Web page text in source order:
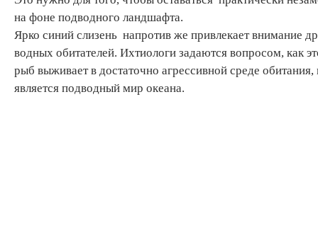
на фоне подводного ландшафта.
Ярко синий слизень напротив же привлекает внимание
водных обитателей. Ихтиологи задаются вопросом, как
рыб выживает в достаточно агрессивной среде обитания,
является подводный мир океана.